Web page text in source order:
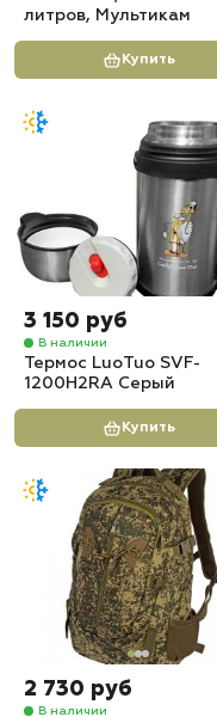
литров, Мультикам
Купить
3 150 руб
В наличии
Термос LuoTuo SVF-
1200H2RA Серый
Купить
2 730 руб
В наличии